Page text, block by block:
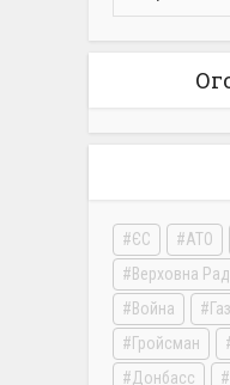
ЄС АТО
Верховна
Война
Гройсман
Донбасс